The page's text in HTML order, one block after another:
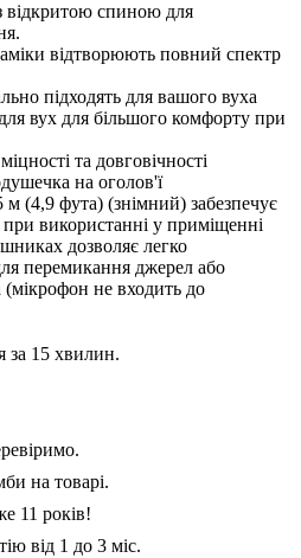
відкритою спиною для
відтворюють повний спектр
підходять для вашого вуха
вух для більшого комфорту при
та довговічності
на оголов'ї
(4,9 фута) (знімний) забезпечує
використанні у приміщенні
дозволяє легко
перемикання джерел або
не входить до
за 15 хвилин.
на товарі.
11 років!
від 1 до 3 міс.